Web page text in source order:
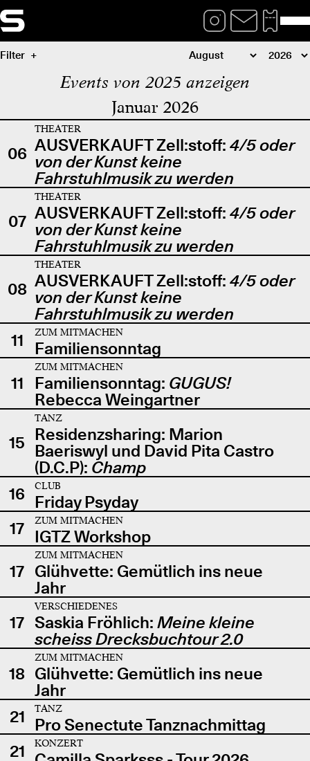
Filter
Events von 2025 anzeigen
Januar 2026
06
THEATER
AUSVERKAUFT Zell:stoff: 4/5 oder
von der Kunst keine
Fahrstuhlmusik zu werden
07
THEATER
AUSVERKAUFT Zell:stoff: 4/5 oder
von der Kunst keine
Fahrstuhlmusik zu werden
08
THEATER
AUSVERKAUFT Zell:stoff: 4/5 oder
von der Kunst keine
Fahrstuhlmusik zu werden
11
ZUM MITMACHEN
Familiensonntag
11
ZUM MITMACHEN
Familiensonntag: GUGUS!
Rebecca Weingartner
15
TANZ
Residenzsharing: Marion
Baeriswyl und David Pita Castro
(D.C.P): Champ
16
CLUB
Friday Psyday
17
ZUM MITMACHEN
IGTZ Workshop
17
ZUM MITMACHEN
Glühvette: Gemütlich ins neue
Jahr
17
VERSCHIEDENES
Saskia Fröhlich: Meine kleine
scheiss Drecksbuchtour 2.0
18
ZUM MITMACHEN
Glühvette: Gemütlich ins neue
Jahr
21
TANZ
Pro Senectute Tanznachmittag
21
KONZERT